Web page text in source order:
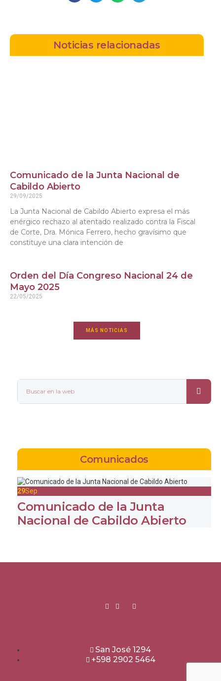
Noticias relacionadas
Comunicado de la Junta Nacional de
Cabildo Abierto
29/09/2025
La Junta Nacional de Cabildo Abierto expresa el más
enérgico rechazo al atentado realizado contra la Fiscal
de Corte, Dra. Mónica Ferrero, hecho gravísimo que
constituye una clara intención de
Orden del Día Congreso Nacional 24 de
Mayo 2025
22/05/2025
MÁS NOTICIAS
Comunicados
29Sep
Comunicado de la Junta
Nacional de Cabildo Abierto
San José 1294
+598 2902 5464